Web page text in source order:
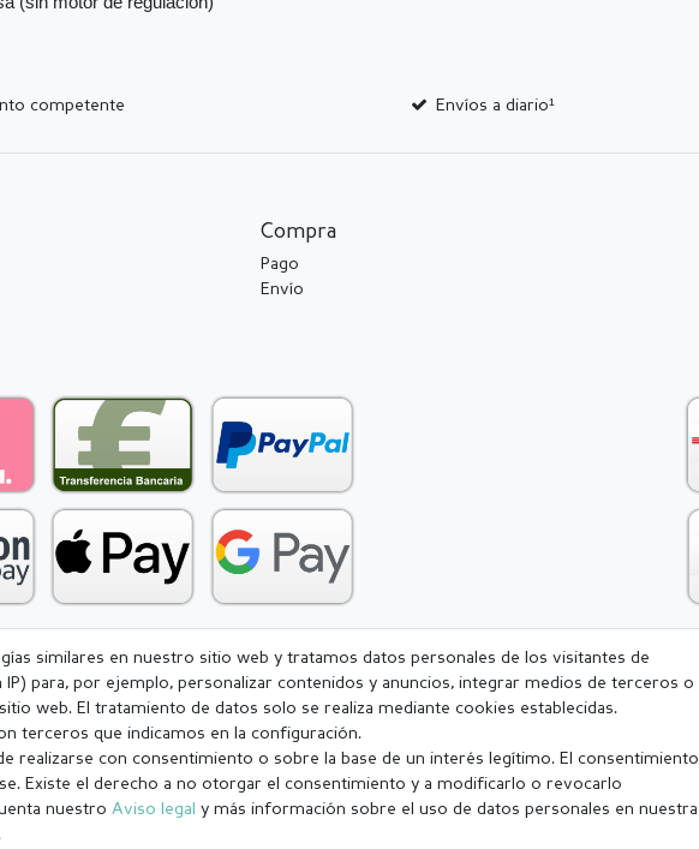
competente Envíos a diario¹
Compra
Pago
Envío
Política de Privacidad Condiciones generales (CGC) Derecho de rescisión
las 14:00 se envían el mismo día (lunes-viernes excepto festivos) Excluída la mercancía personalizada
similares en nuestro sitio web y tratamos datos personales de los visitantes de
IP) para, por ejemplo, personalizar contenidos y anuncios, integrar medios de terceros o
web. El tratamiento de datos solo se realiza mediante cookies establecidas.
terceros que indicamos en la configuración.
realizarse con consentimiento o sobre la base de un interés legítimo. El consentimiento
Existe el derecho a no otorgar el consentimiento y a modificarlo o revocarlo
nuestro Aviso legal y más información sobre el uso de datos personales en nuestra